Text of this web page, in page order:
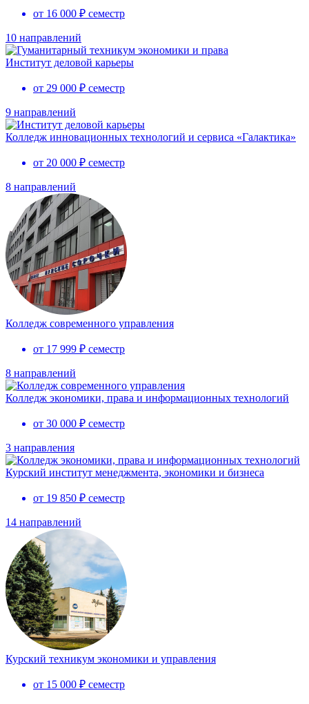
от 16 000 ₽ семестр
10 направлений
Институт деловой карьеры
от 29 000 ₽ семестр
9 направлений
Колледж инновационных технологий и сервиса «Галактика»
от 20 000 ₽ семестр
8 направлений
Колледж современного управления
от 17 999 ₽ семестр
8 направлений
Колледж экономики, права и информационных технологий
от 30 000 ₽ семестр
3 направления
Курский институт менеджмента, экономики и бизнеса
от 19 850 ₽ семестр
14 направлений
Курский техникум экономики и управления
от 15 000 ₽ семестр